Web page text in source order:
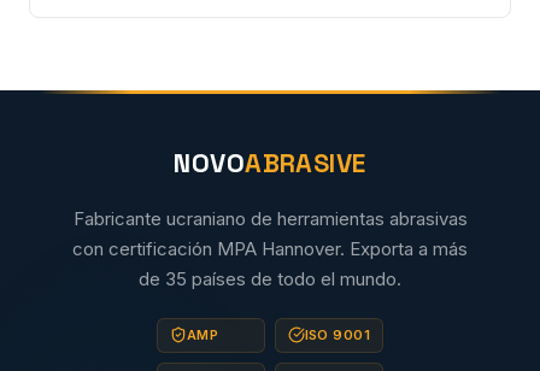
NOVOABRASIVE
Fabricante ucraniano de herramientas abrasivas
con certificación MPA Hannover. Exporta a más
de 35 países de todo el mundo.
AMP ISO 9001